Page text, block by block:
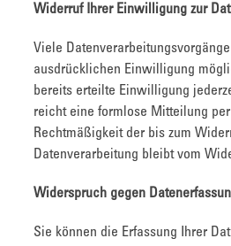
Widerruf Ihrer Einwilligung zur
Viele
ausdrücklichen Einwilligung
bereits erteilte Einwilligung
reicht eine formlose Mitteilung
Rechtmäßigkeit der bis zum
Datenverarbeitung bleibt vom
Widerspruch gegen
Sie können die Erfassung Ihrer